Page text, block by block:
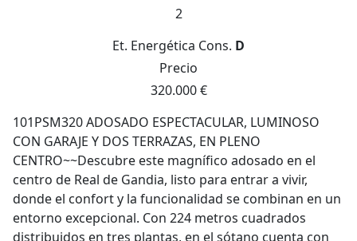
2
Et. Energética Cons. D
Precio
320.000 €
101PSM320 ADOSADO ESPECTACULAR, LUMINOSO
CON GARAJE Y DOS TERRAZAS, EN PLENO
CENTRO~~Descubre este magnífico adosado en el
centro de Real de Gandia, listo para entrar a vivir,
donde el confort y la funcionalidad se combinan en un
entorno excepcional. Con 224 metros cuadrados
distribuidos en tres plantas, en el sótano cuenta con